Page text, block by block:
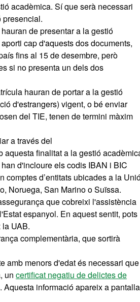
acadèmica. Sí que serà necessari
presencial.
de presentar a la gestió
cap d'aquests dos documents,
fins al 15 de desembre, però
si no presenta un dels dos
hauran de portar a la gestió
d'estrangers) vigent, o bé enviar
del TIE, tenen de termini màxim
a través del
aquesta finalitat a la gestió
d'incloure els codis IBAN i BIC
comptes d’entitats ubicades a la
Noruega, San Marino o Suïssa.
que cobreixi l'assistència
espanyol. En aquest sentit, pots
UAB.
complementària, que sortirà
amb menors d'edat és necessari
un certificat negatiu de delictes de
informació apareix a pantalla